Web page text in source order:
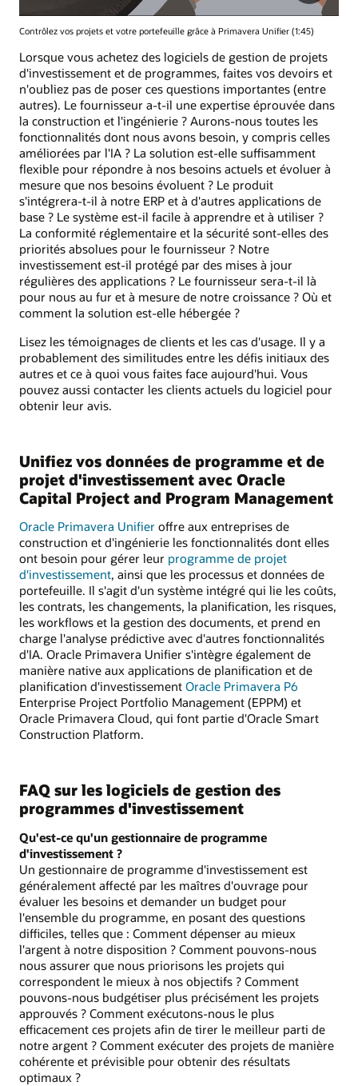
Contrôlez vos projets et votre portefeuille grâce à Primavera Unifier (1:45)
Lorsque vous achetez des logiciels de gestion de projets
d'investissement et de programmes, faites vos devoirs et
n'oubliez pas de poser ces questions importantes (entre
autres). Le fournisseur a-t-il une expertise éprouvée dans
la construction et l'ingénierie ? Aurons-nous toutes les
fonctionnalités dont nous avons besoin, y compris celles
améliorées par l'IA ? La solution est-elle suffisamment
flexible pour répondre à nos besoins actuels et évoluer à
mesure que nos besoins évoluent ? Le produit
s'intégrera-t-il à notre ERP et à d'autres applications de
base ? Le système est-il facile à apprendre et à utiliser ?
La conformité réglementaire et la sécurité sont-elles des
priorités absolues pour le fournisseur ? Notre
investissement est-il protégé par des mises à jour
régulières des applications ? Le fournisseur sera-t-il là
pour nous au fur et à mesure de notre croissance ? Où et
comment la solution est-elle hébergée ?
Lisez les témoignages de clients et les cas d'usage. Il y a
probablement des similitudes entre les défis initiaux des
autres et ce à quoi vous faites face aujourd'hui. Vous
pouvez aussi contacter les clients actuels du logiciel pour
obtenir leur avis.
Unifiez vos données de programme et de
projet d'investissement avec Oracle
Capital Project and Program Management
Oracle Primavera Unifier offre aux entreprises de
construction et d'ingénierie les fonctionnalités dont elles
ont besoin pour gérer leur programme de projet
d'investissement, ainsi que les processus et données de
portefeuille. Il s'agit d'un système intégré qui lie les coûts,
les contrats, les changements, la planification, les risques,
les workflows et la gestion des documents, et prend en
charge l'analyse prédictive avec d'autres fonctionnalités
d'IA. Oracle Primavera Unifier s'intègre également de
manière native aux applications de planification et de
planification d'investissement Oracle Primavera P6
Enterprise Project Portfolio Management (EPPM) et
Oracle Primavera Cloud, qui font partie d'Oracle Smart
Construction Platform.
FAQ sur les logiciels de gestion des
programmes d'investissement
Qu'est-ce qu'un gestionnaire de programme
d'investissement ?
Un gestionnaire de programme d'investissement est
généralement affecté par les maîtres d'ouvrage pour
évaluer les besoins et demander un budget pour
l'ensemble du programme, en posant des questions
difficiles, telles que : Comment dépenser au mieux
l'argent à notre disposition ? Comment pouvons-nous
nous assurer que nous priorisons les projets qui
correspondent le mieux à nos objectifs ? Comment
pouvons-nous budgétiser plus précisément les projets
approuvés ? Comment exécutons-nous le plus
efficacement ces projets afin de tirer le meilleur parti de
notre argent ? Comment exécuter des projets de manière
cohérente et prévisible pour obtenir des résultats
optimaux ?